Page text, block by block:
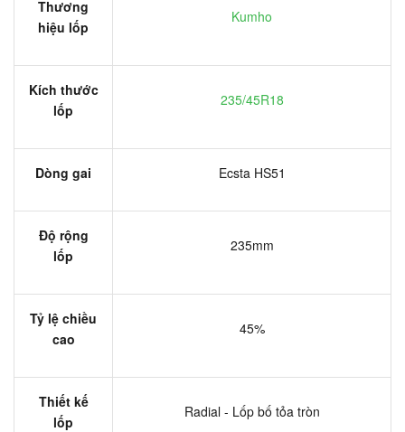
Thương
hiệu lốp
Kumho
Kích thước
lốp
235/45R18
Dòng gai Ecsta HS51
Độ rộng
lốp
235mm
Tỷ lệ chiều
cao
45%
Thiết kế
lốp
Radial - Lốp bố tỏa tròn